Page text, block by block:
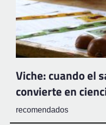
Viche: cuando el
convierte en
recomendados